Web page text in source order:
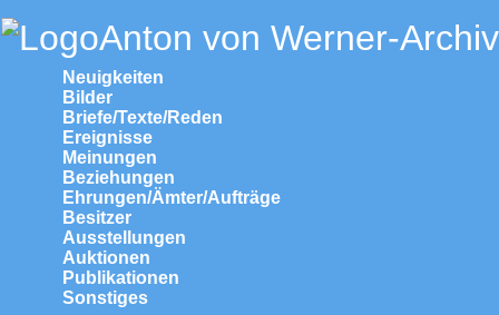
Anton von Werner-Archiv
Neuigkeiten
Bilder
Briefe/Texte/Reden
Ereignisse
Meinungen
Beziehungen
Ehrungen/Ämter/Aufträge
Besitzer
Ausstellungen
Auktionen
Publikationen
Sonstiges